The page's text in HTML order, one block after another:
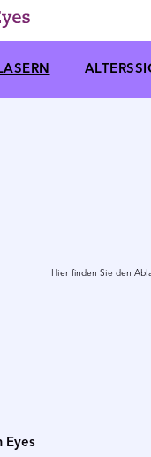
springen
Hier finden Sie den
Eyes